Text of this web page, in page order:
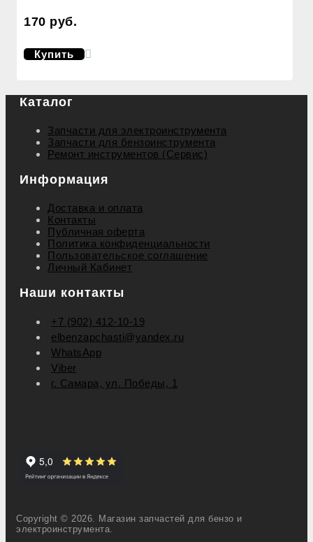
170 руб.
Купить
Каталог
Запчасти для электроинструмента
Запчасти для бензоинструмента
Ремонт инструментов (Сервис)
Информация
Доставка и оплата
Контакты
Публичная оферта
Политика конфиденциальности
Пользовательское соглашение
Личный Кабинет
Наши контакты
+7 (902) 412-10-19
elbenzapchasti@yandex.ru
WhatsApp
Viber
г. Самара, ул. Победы, 1
Copyright © 2026. Магазин запчастей для бензо и
электроинструмента.